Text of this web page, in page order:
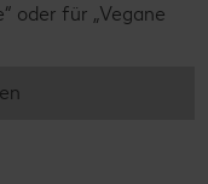
oder für „Vegane